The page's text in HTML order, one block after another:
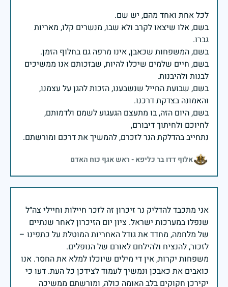
בשם, אלו שיצאו לקרב ולא שבו, מנשרים קלו, מאריות
בשם, חיים שלמים שיכלו להיות, שבזכותם אנו ממשיכים
בשם, שבועת החייל שנשבענו, הזכות להגן על עצמנו,
בשם, היום הזה, בו מתעצם הגעגוע לשמם ולדמותם,
נתחייב בהדלקת הנר לזכרם, להמשיך את דרכם ומורשתם.
אלוף דדו בר כליפא - ראש אגף כוח האדם
אני מתכבד להדליק נר זיכרון זה לזכר חיילות וחיילי צה״ל
שנפלו במערכות ישראל. ציון יום הזיכרון לאחר שנתיים
של מלחמה, מחדד את גודל האחריות המוטלת על כתפינו –
משפחות יקרות, אין די מילים שיוכלו למלא את החסר. אנו
כואבים את כאבכן ונמשיך לעמוד לצידכן כל העת. דעו כי
יקירכן חקוקים בלב האומה כולה, ומורשתם ממשיכה